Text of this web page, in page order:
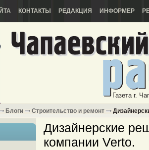
КОНТАКТЫ РЕДАКЦИЯ ИНФОРМЕР
Газета г.
Блоги Строительство и ремонт
Дизайнерские
компании Verto.